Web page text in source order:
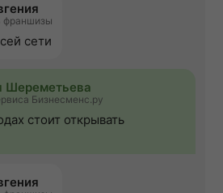
франшизы
сети
Шереметьева
Бизнесменс.ру
стоит открывать